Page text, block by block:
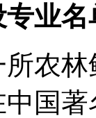
业名
农
国